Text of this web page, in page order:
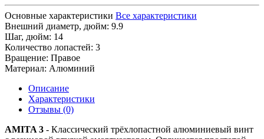
Основные характеристики Все характеристики
Внешний диаметр, дюйм: 9.9
Шаг, дюйм: 14
Количество лопастей: 3
Вращение: Правое
Материал: Алюминий
Описание
Характеристики
Отзывы (0)
AMITA 3 - Классический трёхлопастной алюминиевый винт